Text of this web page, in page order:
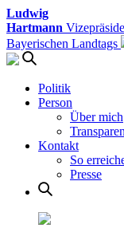
Ludwig
Hartmann
Bayerischen Landtags
Politik
Person
Über mich
Kontakt
So
Presse